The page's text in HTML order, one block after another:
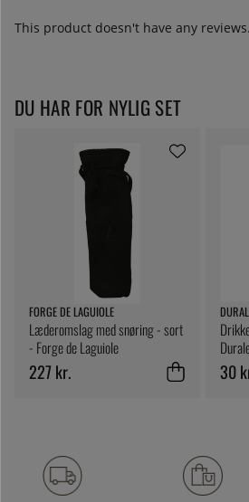
This product doesn't have any reviews.
DU HAR FOR NYLIG SET
FORGE DE LAGUIOLE
Læderomslag med snøring - sort
- Forge de Laguiole
227 kr. 30